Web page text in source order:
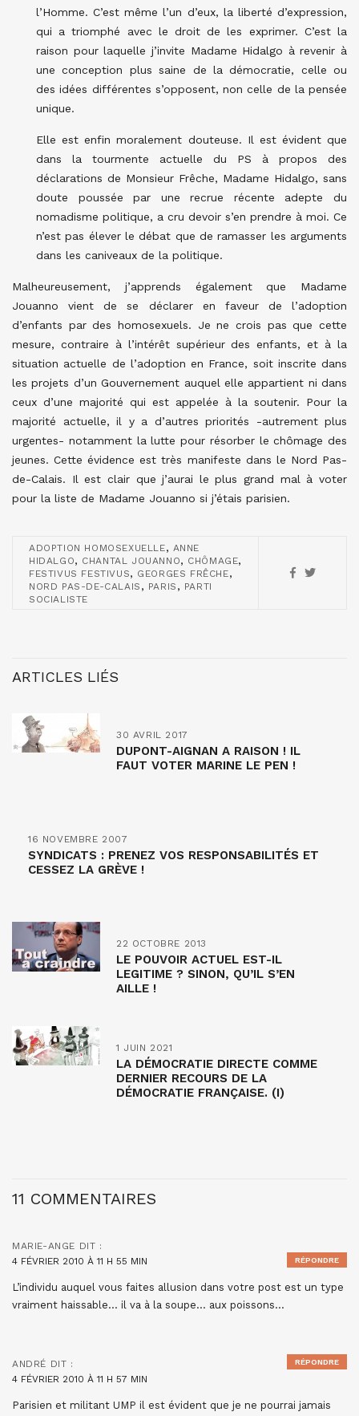
l’Homme. C’est même l’un d’eux, la liberté d’expression,
qui a triomphé avec le droit de les exprimer. C’est la
raison pour laquelle j’invite Madame Hidalgo à revenir à
une conception plus saine de la démocratie, celle ou
des idées différentes s’opposent, non celle de la pensée
unique.
Elle est enfin moralement douteuse. Il est évident que
dans la tourmente actuelle du PS à propos des
déclarations de Monsieur Frêche, Madame Hidalgo, sans
doute poussée par une recrue récente adepte du
nomadisme politique, a cru devoir s’en prendre à moi. Ce
n’est pas élever le débat que de ramasser les arguments
dans les caniveaux de la politique.
Malheureusement, j’apprends également que Madame
Jouanno vient de se déclarer en faveur de l’adoption
d’enfants par des homosexuels. Je ne crois pas que cette
mesure, contraire à l’intérêt supérieur des enfants, et à la
situation actuelle de l’adoption en France, soit inscrite dans
les projets d’un Gouvernement auquel elle appartient ni dans
ceux d’une majorité qui est appelée à la soutenir. Pour la
majorité actuelle, il y a d’autres priorités -autrement plus
urgentes- notamment la lutte pour résorber le chômage des
jeunes. Cette évidence est très manifeste dans le Nord Pas-
de-Calais. Il est clair que j’aurai le plus grand mal à voter
pour la liste de Madame Jouanno si j’étais parisien.
ADOPTION HOMOSEXUELLE, ANNE
HIDALGO, CHANTAL JOUANNO, CHÔMAGE,
FESTIVUS FESTIVUS, GEORGES FRÊCHE,
NORD PAS-DE-CALAIS , PARIS , PARTI
SOCIALISTE
ARTICLES LIÉS
30 AVRIL 2017
DUPONT-AIGNAN A RAISON ! IL
FAUT VOTER MARINE LE PEN !
16 NOVEMBRE 2007
SYNDICATS : PRENEZ VOS RESPONSABILITÉS ET
CESSEZ LA GRÈVE !
22 OCTOBRE 2013
LE POUVOIR ACTUEL EST-IL
LEGITIME ? SINON, QU’IL S’EN
AILLE !
1 JUIN 2021
LA DÉMOCRATIE DIRECTE COMME
DERNIER RECOURS DE LA
DÉMOCRATIE FRANÇAISE. (I)
11 COMMENTAIRES
MARIE-ANGE DIT :
4 FÉVRIER 2010 À 11 H 55 MIN
L’individu auquel vous faites allusion dans votre post est un type
vraiment haissable… il va à la soupe… aux poissons…
RÉPONDRE
ANDRÉ DIT :
4 FÉVRIER 2010 À 11 H 57 MIN
Parisien et militant UMP il est évident que je ne pourrai jamais
RÉPONDRE